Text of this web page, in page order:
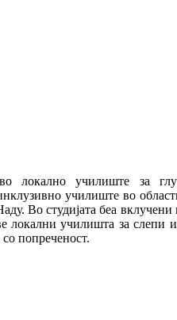
локално училиште за
училиште во
Во студијата беа вклучени
локални училишта за слепи
попреченост.